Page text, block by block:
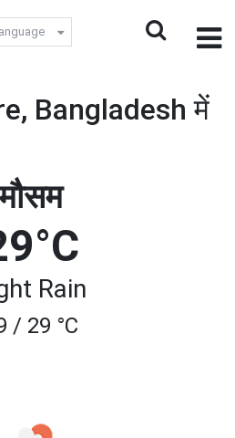
Bangladesh में
मौसम
Rain
/ 29 °C